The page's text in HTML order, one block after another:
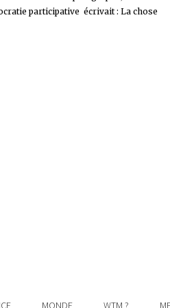
participative écrivait : La chose
MONDE WTM ?